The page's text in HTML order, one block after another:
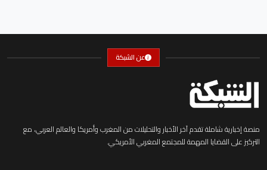
عن الشبكة
منصة إخبارية شاملة تقدم آخر الأخبار والتحليلات من المغرب وأمريكا والعالم العربي، مع
التركيز على القضايا المهمة للمجتمع المغربي الأمريكي.